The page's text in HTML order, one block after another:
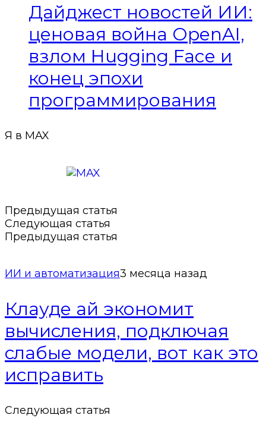
Дайджест новостей ИИ:
ценовая война OpenAI,
взлом Hugging Face и
конец эпохи
программирования
Я в MAX
Предыдущая статья
Следующая статья
Предыдущая статья
ИИ и автоматизация3 месяца назад
Клауде ай экономит
вычисления, подключая
слабые модели, вот как это
исправить
Следующая статья